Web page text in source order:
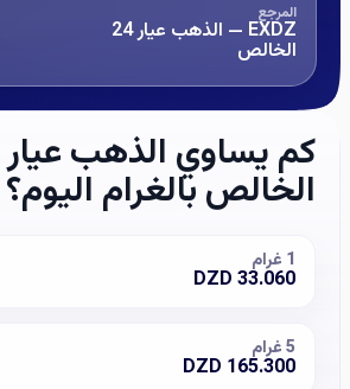
المرجع
EXDZ — الذهب عيار 24
الخالص
الخالص بالغرام اليوم؟
1 غرام
33.060
5غرام
165.300